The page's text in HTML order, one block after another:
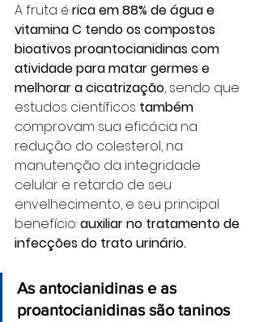
A fruta é rica em 88% de água e
vitamina C tendo os compostos
bioativos proantocianidinas com
atividade para matar germes e
melhorar a cicatrização, sendo que
estudos científicos também
comprovam sua eficácia na
redução do colesterol, na
manutenção da integridade
celular e retardo de seu
envelhecimento, e seu principal
benefício: auxiliar no tratamento de
infecções do trato urinário.
As antocianidinas e as
proantocianidinas são taninos